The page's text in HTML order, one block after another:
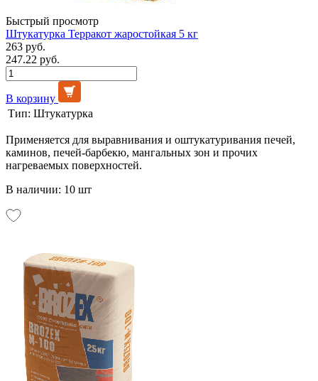
Быстрый просмотр
Штукатурка Терракот жаростойкая 5 кг
263 руб.
247.22 руб.
В корзину
Тип: Штукатурка
Применяется для выравнивания и оштукатуривания печей,
каминов, печей-барбекю, мангальных зон и прочих
нагреваемых поверхностей.
В наличии: 10 шт